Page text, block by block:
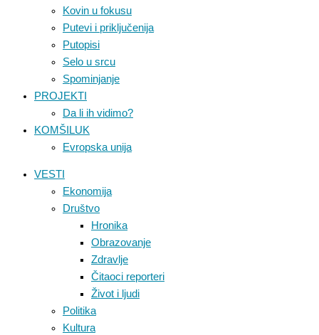
Kovin u fokusu
Putevi i priključenija
Putopisi
Selo u srcu
Spominjanje
PROJEKTI
Da li ih vidimo?
KOMŠILUK
Evropska unija
VESTI
Ekonomija
Društvo
Hronika
Obrazovanje
Zdravlje
Čitaoci reporteri
Život i ljudi
Politika
Kultura